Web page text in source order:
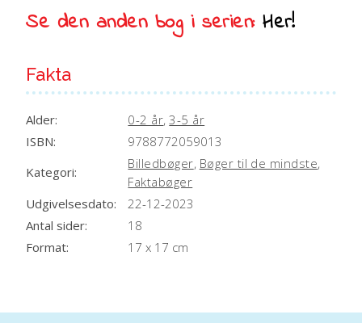
Se den anden bog i serien:Her!
Fakta
Alder: 0-2 år,3-5 år
ISBN:
9788772059013
Kategori:
Billedbøger, Bøger til de mindste,
Faktabøger
Udgivelsesdato:
22-12-2023
Antal sider:
18
Format:
17 x 17 cm